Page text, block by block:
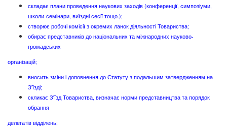
складає плани проведення наукових заходів (конференції, симпозіуми,
школи-семінари, виїздні сесії тощо.);
створює робочі комісії з окремих ланок діяльності Товариства;
обирає представників до національних та міжнародних науково-
громадських
організацій;
вносить зміни і доповнення до Статуту з подальшим затвердженням на
З'їзді;
скликає З'їзд Товариства, визначає норми представництва та порядок
обрання
делегатів відділень;